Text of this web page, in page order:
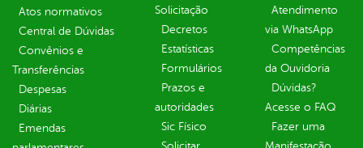
Atos normativos
Central de Dúvidas
Convênios e
Transferências
Despesas
Diárias
Emendas
Solicitação
Decretos
Estatísticas
Formulários
Prazos e
autoridades
Sic Físico
Atendimento
via WhatsApp
Competências
da Ouvidoria
Dúvidas?
Acesse o FAQ
Fazer uma